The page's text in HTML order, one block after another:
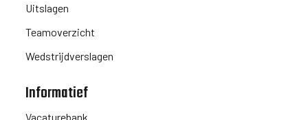
Uitslagen
Teamoverzicht
Wedstrijdverslagen
Informatief
Vacaturebank